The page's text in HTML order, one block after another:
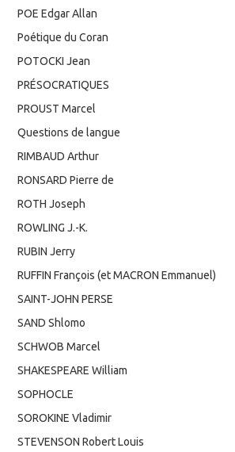
POE Edgar Allan
Poétique du Coran
POTOCKI Jean
PRÉSOCRATIQUES
PROUST Marcel
Questions de langue
RIMBAUD Arthur
RONSARD Pierre de
ROTH Joseph
ROWLING J.-K.
RUBIN Jerry
RUFFIN François (et MACRON Emmanuel)
SAINT-JOHN PERSE
SAND Shlomo
SCHWOB Marcel
SHAKESPEARE William
SOPHOCLE
SOROKINE Vladimir
STEVENSON Robert Louis